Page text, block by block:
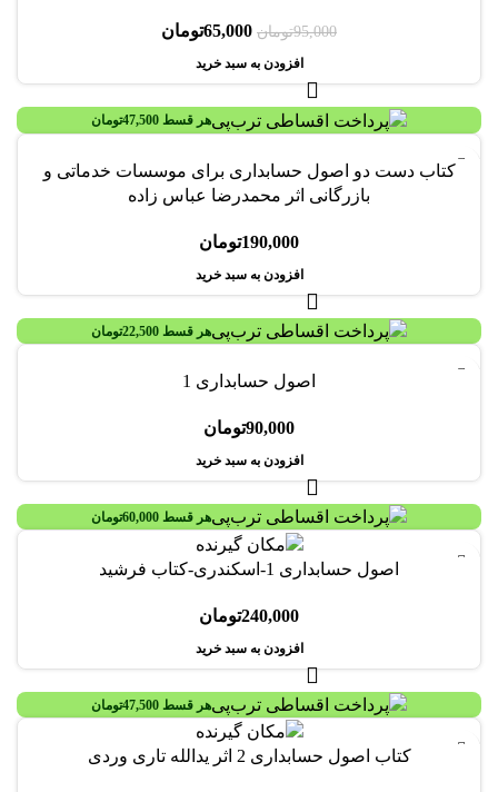
95,000تومان 65,000تومان
افزودن به سبد خرید
هر قسط 47,500تومان
کتاب دست دو اصول حسابداری برای موسسات خدماتی و
بازرگانی اثر محمدرضا عباس زاده
190,000تومان
افزودن به سبد خرید
هر قسط 22,500تومان
اصول حسابداری 1
90,000تومان
افزودن به سبد خرید
هر قسط 60,000تومان
اصول حسابداری 1-اسکندری-کتاب فرشید
240,000تومان
افزودن به سبد خرید
هر قسط 47,500تومان
کتاب اصول حسابداری 2 اثر یدالله تاری وردی